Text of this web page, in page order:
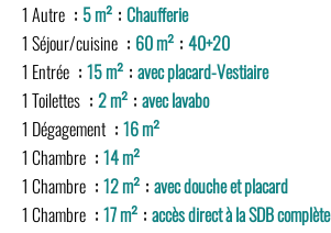
1 Autre
5 m² Chaufferie
1 Séjour/cuisine
60 m² 40+20
1 Entrée
15 m² avec placard-Vestiaire
1 Toilettes
2 m² avec lavabo
1 Dégagement
16 m²
1 Chambre
14 m²
1 Chambre
12 m² avec douche et placard
1 Chambre
17 m² accès direct à la SDB complète